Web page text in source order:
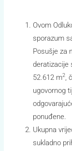
Ovom
sporazum
Posušje za
deratizacije
52.612 m2,
ugovornog
ponuđene.
Ukupna
sukladno